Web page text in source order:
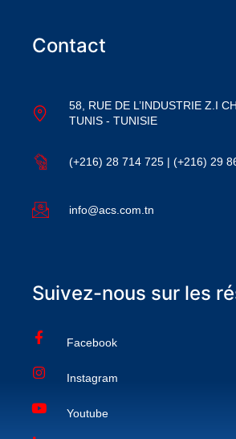
Contact
58, RUE DE L’INDUSTRIE Z.I
TUNIS - TUNISIE
(+216) 28 714 725 | (+216) 29
info@acs.com.tn
Suivez-nous sur les
Facebook
Instagram
Youtube